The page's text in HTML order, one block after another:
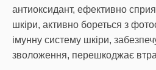
антиоксидант, ефективно
шкіри, активно бореться з
імунну систему шкіри,
зволоження, перешкоджає